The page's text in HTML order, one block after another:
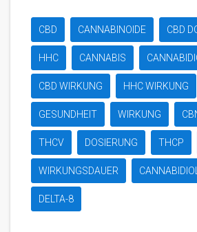
CBD CANNABINOIDE CBD
HHC CANNABIS
CBD WIRKUNG HHC WIRKUNG
GESUNDHEIT WIRKUNG
THCV DOSIERUNG THCP
WIRKUNGSDAUER
DELTA-8